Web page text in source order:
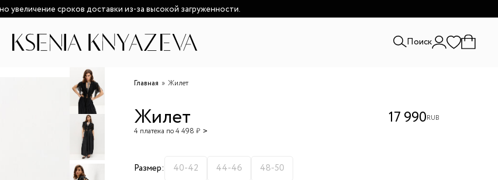
увеличение сроков доставки из-за высокой загруженности.
Поиск
Главная Жилет
Жилет
4 платежа по 4 498 ₽
17 990RUB
Размер: 40-42 44-46 48-50